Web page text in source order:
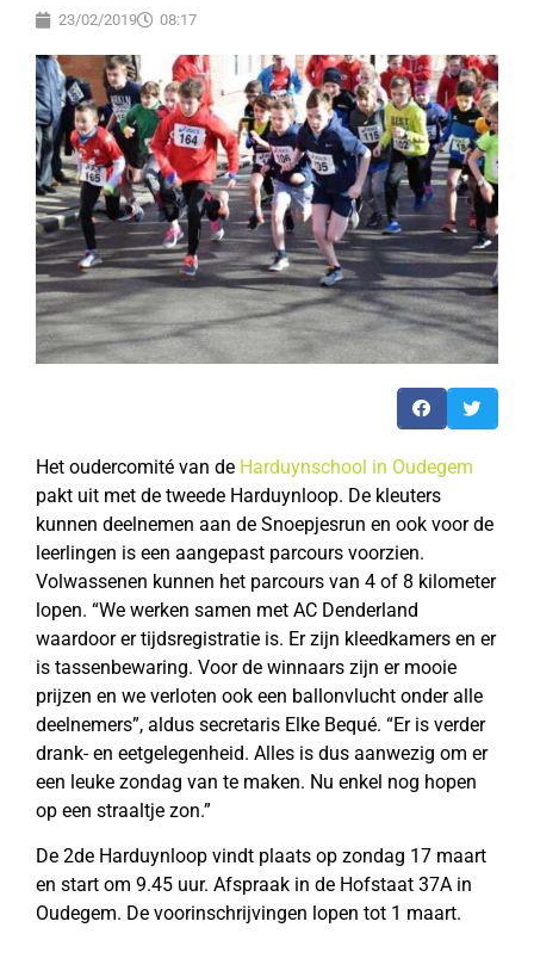
23/02/2019 08:17
Het oudercomité van de Harduynschool in Oudegem
pakt uit met de tweede Harduynloop. De kleuters
kunnen deelnemen aan de Snoepjesrun en ook voor de
leerlingen is een aangepast parcours voorzien.
Volwassenen kunnen het parcours van 4 of 8 kilometer
lopen. “We werken samen met AC Denderland
waardoor er tijdsregistratie is. Er zijn kleedkamers en er
is tassenbewaring. Voor de winnaars zijn er mooie
prijzen en we verloten ook een ballonvlucht onder alle
deelnemers”, aldus secretaris Elke Bequé. “Er is verder
drank- en eetgelegenheid. Alles is dus aanwezig om er
een leuke zondag van te maken. Nu enkel nog hopen
op een straaltje zon.”
De 2de Harduynloop vindt plaats op zondag 17 maart
en start om 9.45 uur. Afspraak in de Hofstaat 37A in
Oudegem. De voorinschrijvingen lopen tot 1 maart.